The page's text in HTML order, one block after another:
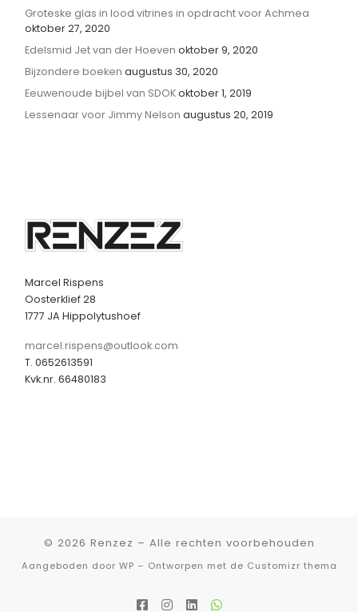
Groteske glas in lood vitrines in opdracht voor Achmea
oktober 27, 2020
Edelsmid Jet van der Hoeven oktober 9, 2020
Bijzondere boeken augustus 30, 2020
Eeuwenoude bijbel van SDOKoktober 1, 2019
Lessenaar voor Jimmy Nelson augustus 20, 2019
Marcel Rispens
Oosterklief 28
1777 JA Hippolytushoef
marcel.rispens@outlook.com
T. 0652613591
Kvk.nr. 66480183
© 2026 Renzez – Alle rechten voorbehouden
Aangeboden door WP – Ontworpen met de Customizr thema